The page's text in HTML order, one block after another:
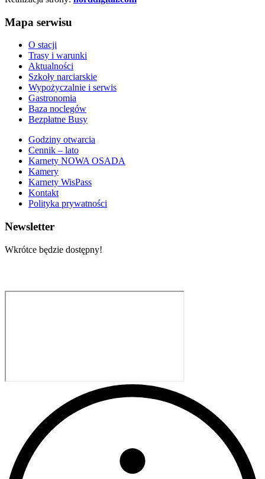
Mapa serwisu
O stacji
Trasy i warunki
Aktualności
Szkoły narciarskie
Wypożyczalnie i serwis
Gastronomia
Baza noclegów
Bezpłatne Busy
Godziny otwarcia
Cennik – lato
Karnety NOWA OSADA
Kamery
Karnety WisPass
Kontakt
Polityka prywatności
Newsletter
Wkrótce będzie dostępny!